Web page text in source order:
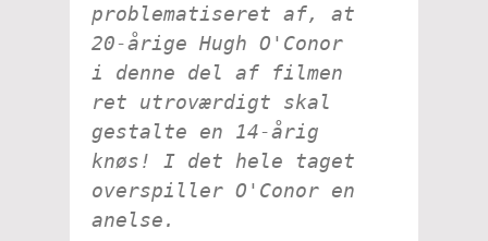
problematiseret af, at
20-årige Hugh O'Conor
i denne del af filmen
ret utroværdigt skal
gestalte en 14-årig
knøs! I det hele taget
overspiller O'Conor en
anelse.